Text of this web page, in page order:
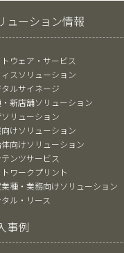
ューション情報
トウェア・サービス
スソリューション
ルサイネージ
新店舗ソリューション
リューション
けソリューション
体向けソリューション
テンツサービス
ワークプリント
種・業務向けソリューション
タル・リース
事例